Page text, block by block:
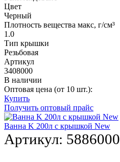
Цвет
Черный
Плотность вещества макс, г/см³
1.0
Тип крышки
Резьбовая
Артикул
3408000
В наличии
Оптовая цена (от 10 шт.):
Купить
Получить оптовый прайс
Ванна K 200л с крышкой New
Артикул: 5886000